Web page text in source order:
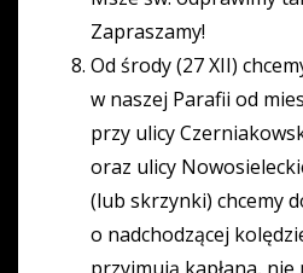
Zapraszamy!
Od środy (27 XII)
w naszej Parafii od
przy ulicy
oraz ulicy
(lub skrzynki) chcemy
o nadchodzącej